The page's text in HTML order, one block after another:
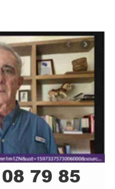
Botero